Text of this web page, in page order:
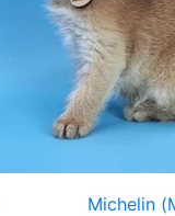
Michelin